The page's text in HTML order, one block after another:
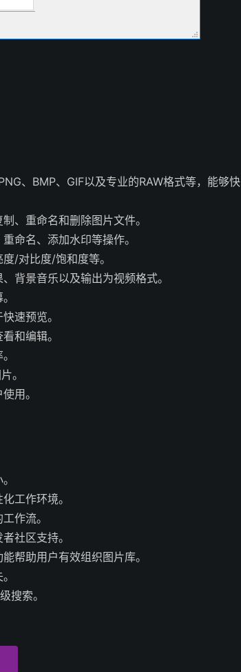
、BMP、GIF以及专业的RAW格式等，能够快
、重命名和删除图片文件。
命名、添加水印等操作。
/对比度/饱和度等。
背景音乐以及输出为视频格式。
速预览。
和编辑。
。
用。
工作环境。
作流。
社区支持。
帮助用户有效组织图片库。
搜索。